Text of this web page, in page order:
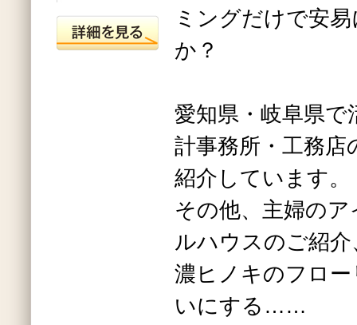
ミングだけで安
か？
愛知県・岐阜県で
計事務所・工務店
紹介しています。
その他、主婦の
ルハウスのご紹
濃ヒノキのフロ
いにする……